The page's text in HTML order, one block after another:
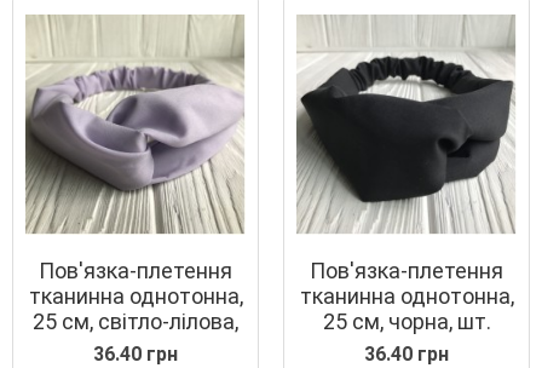
Пов'язка-плетення
тканинна однотонна,
25 см, світло-лілова,
шт.
36.40 грн
Пов'язка-плетення
тканинна однотонна,
25 см, чорна, шт.
36.40 грн